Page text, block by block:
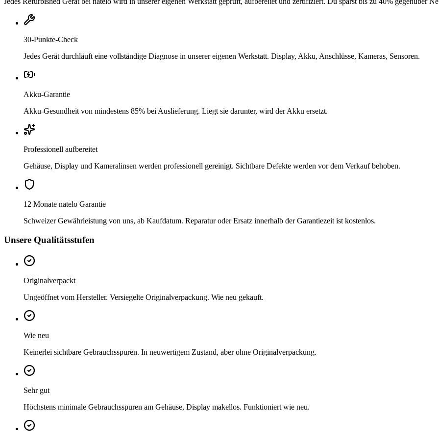
30-Punkte-Check
Jedes Gerät durchläuft eine vollständige Diagnose in unserer eigenen Werkstatt. Display, Akku, Anschlüsse, Kameras, Sensoren.
Akku-Garantie
Akku-Gesundheit von mindestens 85% bei Auslieferung. Liegt sie darunter, wird der Akku ersetzt.
Professionell aufbereitet
Gehäuse, Display und Kameralinsen werden professionell gereinigt. Sichtbare Defekte werden vor dem Verkauf behoben.
12 Monate natelo Garantie
Schweizer Gewährleistung von uns, ab Kaufdatum. Reparatur oder Ersatz innerhalb der Garantiezeit ist kostenlos.
Unsere Qualitätsstufen
Originalverpackt
Ungeöffnet vom Hersteller. Versiegelte Originalverpackung. Wie neu gekauft.
Wie neu
Keinerlei sichtbare Gebrauchsspuren. In neuwertigem Zustand, aber ohne Originalverpackung.
Sehr gut
Höchstens minimale Gebrauchsspuren am Gehäuse, Display makellos. Funktioniert wie neu.